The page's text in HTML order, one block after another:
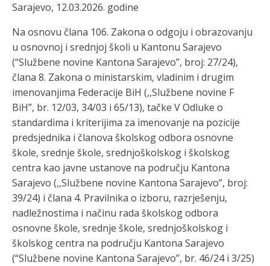
Sarajevo, 12.03.2026. godine
Na osnovu člana 106. Zakona o odgoju i obrazovanju
u osnovnoj i srednjoj školi u Kantonu Sarajevo
(“Službene novine Kantona Sarajevo”, broj: 27/24),
člana 8. Zakona o ministarskim, vladinim i drugim
imenovanjima Federacije BiH (,,Službene novine F
BiH”, br. 12/03, 34/03 i 65/13), tačke V Odluke o
standardima i kriterijima za imenovanje na pozicije
predsjednika i članova školskog odbora osnovne
škole, srednje škole, srednjoškolskog i školskog
centra kao javne ustanove na području Kantona
Sarajevo (,,Službene novine Kantona Sarajevo”, broj:
39/24) i člana 4. Pravilnika o izboru, razrješenju,
nadležnostima i načinu rada školskog odbora
osnovne škole, srednje škole, srednjoškolskog i
školskog centra na području Kantona Sarajevo
(“Službene novine Kantona Sarajevo”, br. 46/24 i 3/25)